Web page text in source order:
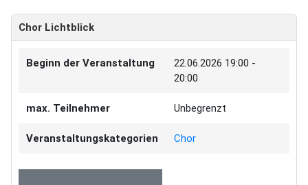
Chor Lichtblick
Beginn der Veranstaltung 22.06.2026 19:00 -
20:00
max. Teilnehmer Unbegrenzt
Veranstaltungskategorien Chor